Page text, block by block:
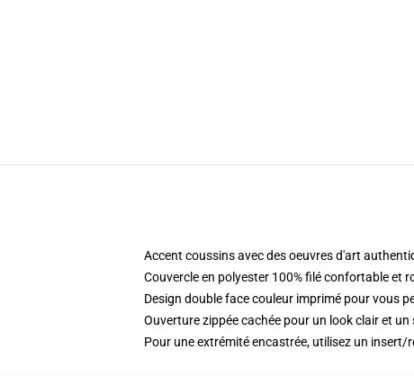
Accent coussins avec des oeuvres d'art
Couvercle en polyester 100% filé confortable et
Design double face couleur imprimé pour vous
Ouverture zippée cachée pour un look clair et un
Pour une extrémité encastrée, utilisez un